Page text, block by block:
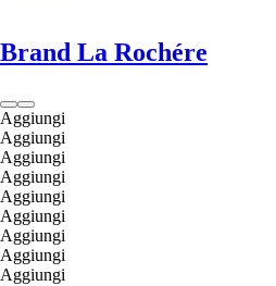
Brand La Rochére
Aggiungi
Aggiungi
Aggiungi
Aggiungi
Aggiungi
Aggiungi
Aggiungi
Aggiungi
Aggiungi